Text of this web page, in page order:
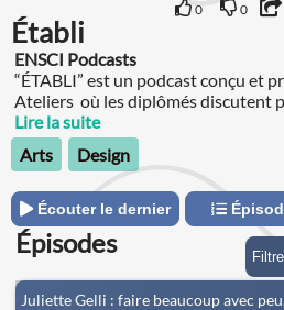
0 0
Établi
ENSCI Podcasts
“ÉTABLI” est un podcast conçu et
Ateliers où les diplômés discutent
professionnelle et pratique du
Lire la suite
Arts
Design
Écouter le dernier
Épisodes
Juliette Gelli : faire beaucoup avec